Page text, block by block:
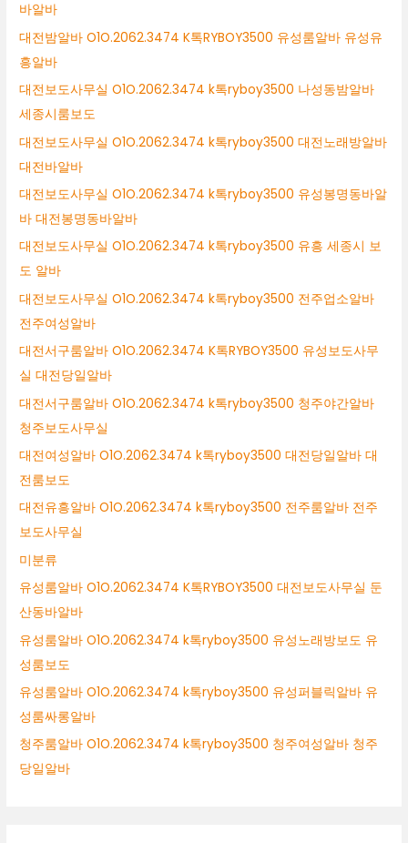
바알바
대전밤알바 O1O.2062.3474 K톡RYBOY3500 유성룸알바 유성유
흥알바
대전보도사무실 O1O.2062.3474 k톡ryboy3500 나성동밤알바
세종시룸보도
대전보도사무실 O1O.2062.3474 k톡ryboy3500 대전노래방알바
대전바알바
대전보도사무실 O1O.2062.3474 k톡ryboy3500 유성봉명동바알
바 대전봉명동바알바
대전보도사무실 O1O.2062.3474 k톡ryboy3500 유흥 세종시 보
도 알바
대전보도사무실 O1O.2062.3474 k톡ryboy3500 전주업소알바
전주여성알바
대전서구룸알바 O1O.2062.3474 K톡RYBOY3500 유성보도사무
실 대전당일알바
대전서구룸알바 O1O.2062.3474 k톡ryboy3500 청주야간알바
청주보도사무실
대전여성알바 O1O.2062.3474 k톡ryboy3500 대전당일알바 대
전룸보도
대전유흥알바 O1O.2062.3474 k톡ryboy3500 전주룸알바 전주
보도사무실
미분류
유성룸알바 O1O.2062.3474 K톡RYBOY3500 대전보도사무실 둔
산동바알바
유성룸알바 O1O.2062.3474 k톡ryboy3500 유성노래방보도 유
성룸보도
유성룸알바 O1O.2062.3474 k톡ryboy3500 유성퍼블릭알바 유
성룸싸롱알바
청주룸알바 O1O.2062.3474 k톡ryboy3500 청주여성알바 청주
당일알바